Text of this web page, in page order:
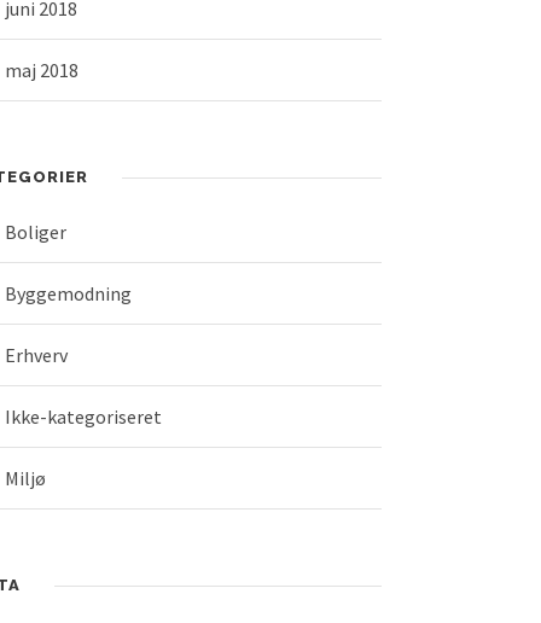
juni 2018
maj 2018
Boliger
Byggemodning
Erhverv
Ikke-kategoriseret
Miljø